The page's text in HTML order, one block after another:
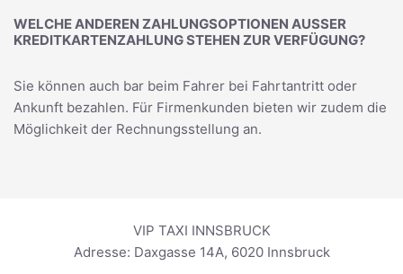
WELCHE ANDEREN ZAHLUNGSOPTIONEN AUSSER K
REDITKARTENZAHLUNG STEHEN ZUR VERFÜGUNG?
Sie können auch bar beim Fahrer bei Fahrtantritt oder
Ankunft bezahlen. Für Firmenkunden bieten wir zudem die
Möglichkeit der Rechnungsstellung an.
VIP TAXI INNSBRUCK
Adresse: Daxgasse 14A, 6020 Innsbruck